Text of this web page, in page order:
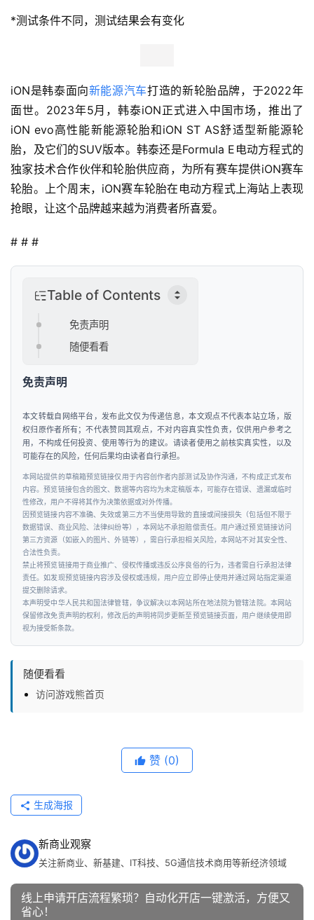
观
科
技
投
融
资
工
行
行
业
资
*测试条件不同，测试结果会有变化
iON是韩泰面向新能源汽车打造的新轮胎品牌，于2022年
面世。2023年5月，韩泰iON正式进入中国市场，推出了
iON evo高性能新能源轮胎和iON ST AS舒适型新能源轮
胎，及它们的SUV版本。韩泰还是Formula E电动方程式的
独家技术合作伙伴和轮胎供应商，为所有赛车提供iON赛车
轮胎。上个周末，iON赛车轮胎在电动方程式上海站上表现
抢眼，让这个品牌越来越为消费者所喜爱。
# # #
Table of Contents
免责声明
随便看看
免责声明
本文转载自网络平台，发布此文仅为传递信息，本文观点不代表本站立场，版
权归原作者所有；不代表赞同其观点，不对内容真实性负责，仅供用户参考之
用，不构成任何投资、使用等行为的建议。请读者使用之前核实真实性，以及
可能存在的风险，任何后果均由读者自行承担。
本网站提供的草稿箱预览链接仅用于内容创作者内部测试及协作沟通，不构成正式发布
内容。预览链接包含的图文、数据等内容均为未定稿版本，可能存在错误、遗漏或临时
性修改，用户不得将其作为决策依据或对外传播。
因预览链接内容不准确、失效或第三方不当使用导致的直接或间接损失（包括但不限于
数据错误、商业风险、法律纠纷等），本网站不承担赔偿责任。用户通过预览链接访问
第三方资源（如嵌入的图片、外链等），需自行承担相关风险，本网站不对其安全性、
合法性负责。
禁止将预览链接用于商业推广、侵权传播或违反公序良俗的行为，违者需自行承担法律
责任。如发现预览链接内容涉及侵权或违规，用户应立即停止使用并通过网站指定渠道
提交删除请求。
本声明受中华人民共和国法律管辖，争议解决以本网站所在地法院为管辖法院。本网站
保留修改免责声明的权利，修改后的声明将同步更新至预览链接页面，用户继续使用即
视为接受新条款。
随便看看
访问游戏熊首页
赞 (0)
生成海报
新商业观察
关注新商业、新基建、IT科技、5G通信技术商用等新经济领域
线上申请开店流程繁琐？自动化开店一键激活，方便又
省心！